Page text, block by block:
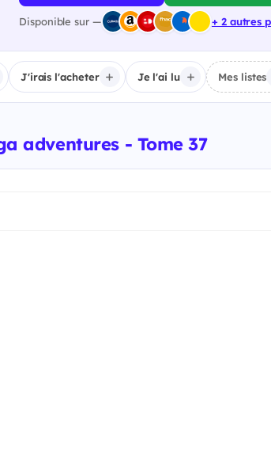
Disponible sur — + 2 autres
J'irais l'acheter Je l'ai lu Mes listes
adventures - Tome 37